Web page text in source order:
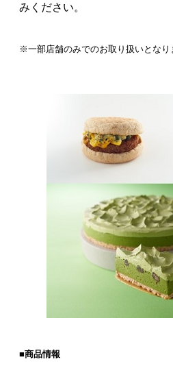
みください。
※一部店舗のみでのお取り扱いとなり
■商品情報